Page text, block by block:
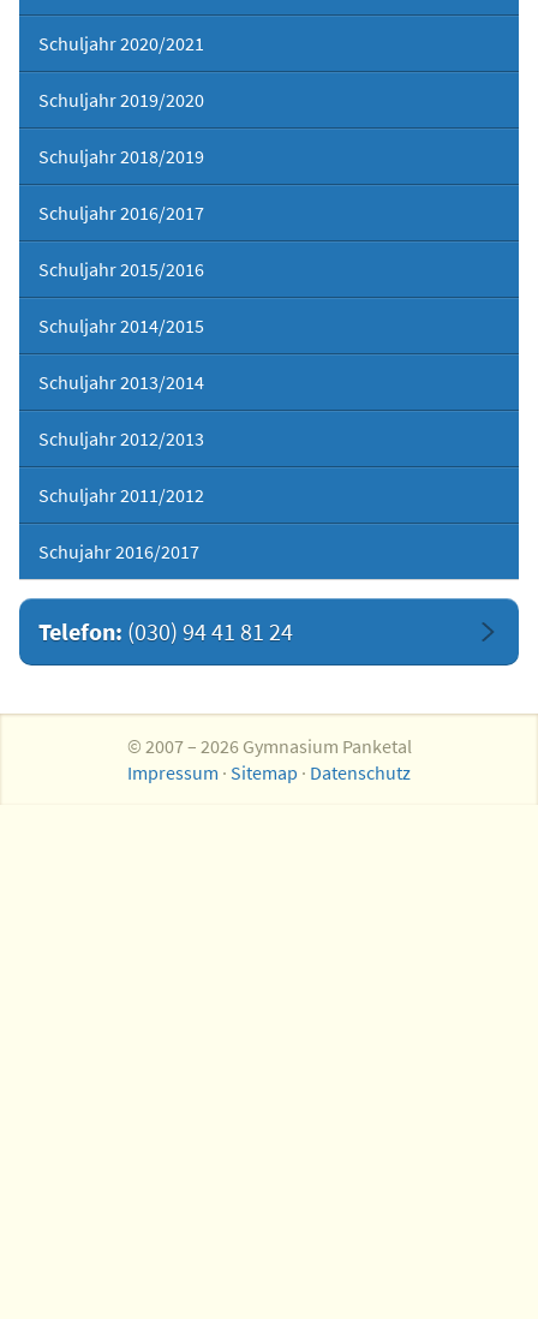
Schuljahr 2020/2021
Schuljahr 2019/2020
Schuljahr 2018/2019
Schuljahr 2016/2017
Schuljahr 2015/2016
Schuljahr 2014/2015
Schuljahr 2013/2014
Schuljahr 2012/2013
Schuljahr 2011/2012
Schujahr 2016/2017
Telefon: (030) 94 41 81 24
© 2007 – 2026 Gymnasium Panketal
Impressum · Sitemap · Datenschutz